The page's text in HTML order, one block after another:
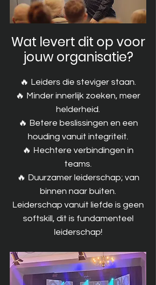
Wat levert dit op voor
jouw organisatie?
🔥 Leiders die steviger staan.
🔥 Minder innerlijk zoeken, meer
helderheid.
🔥 Betere beslissingen en een
houding vanuit integriteit.
🔥 Hechtere verbindingen in
teams.
🔥 Duurzamer leiderschap; van
binnen naar buiten.
Leiderschap vanuit liefde is geen
softskill, dit is fundamenteel
leiderschap!